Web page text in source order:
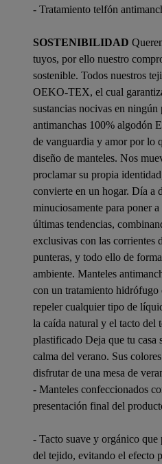
- Tratamiento telfón
SOSTENIBILIDAD
tuyos, por ello nuestro
sostenible. Todos nuestros
OEKO-TEX, el cual
sustancias nocivas en
antimanchas 100% algodón
de vanguardia y amor por lo
diseño de manteles. Nos
proclamar su propia
convierte en un hogar. Día a
minuciosamente para poner
últimas tendencias,
exclusivas con las corrientes
punteras, y todo ello de
ambiente. Manteles
con un tratamiento hidrófugo
repeler cualquier tipo de
la caída natural y el tacto del
plastificado Deja que tu casa
calma del verano. Sus
disfrutar de una mesa de
- Manteles confeccionados
presentación final del
- Tacto suave y orgánico que
del tejido, evitando el efecto